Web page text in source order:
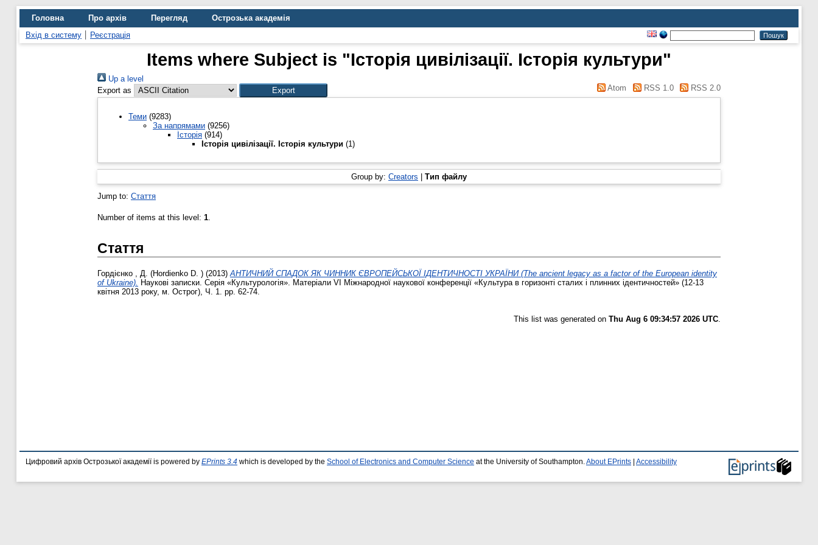
Головна Про архів Перегляд
Острозька академія
Вхід в систему
Реєстрація
Items where Subject is "Історія цивілізації. Історія культури"
Up a level
Export as
Atom RSS 1.0 RSS 2.0
Теми (9283)
За напрямами (9256)
Історія (914)
Історія цивілізації. Історія культури (1)
Group by: Creators | Тип файлу
Jump to: Стаття
Number of items at this level: 1
Стаття
Гордієнко , Д. (Hordienko D. ) (2013) АНТИЧНИЙ СПАДОК ЯК ЧИННИК ЄВРОПЕЙСЬКОЇ ІДЕНТИЧНОСТІ УКРАЇНИ (The ancient legacy as a factor of the European identity
of Ukraine). Наукові записки. Серія «Культурологія». Матеріали VI Міжнародної наукової конференції «Культура в горизонті сталих і плинних ідентичностей» (12­-13
квітня 2013 року, м. Острог), Ч. 1. pp. 62-74.
This list was generated on Thu Aug 6 09:34:57 2026 UTC
Цифровий архів Острозької академії is powered by EPrints 3.4 which is developed by the School of Electronics and Computer Science at the University of Southampton. About EPrints Accessibility